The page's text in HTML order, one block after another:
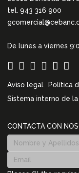
tel. 943 316 900
De lunes a viernes
Aviso legal Política
Sistema interno de
CONTACTA CON